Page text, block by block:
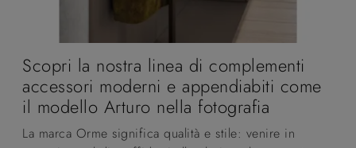
Scopri la nostra linea di complementi
accessori moderni e appendiabiti come
il modello Arturo nella fotografia
La marca Orme significa qualità e stile: venire in